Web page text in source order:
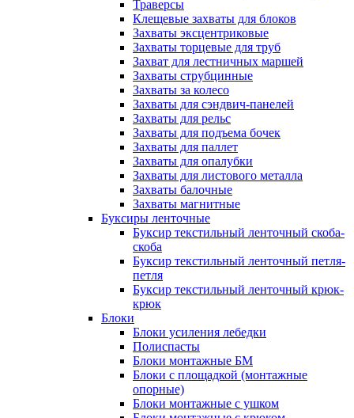
Траверсы
Клещевые захваты для блоков
Захваты эксцентриковые
Захваты торцевые для труб
Захват для лестничных маршей
Захваты струбцинные
Захваты за колесо
Захваты для сэндвич-панелей
Захваты для рельс
Захваты для подъема бочек
Захваты для паллет
Захваты для опалубки
Захваты для листового металла
Захваты балочные
Захваты магнитные
Буксиры ленточные
Буксир текстильный ленточный скоба-
скоба
Буксир текстильный ленточный петля-
петля
Буксир текстильный ленточный крюк-
крюк
Блоки
Блоки усиления лебедки
Полиспасты
Блоки монтажные БМ
Блоки с площадкой (монтажные
опорные)
Блоки монтажные с ушком